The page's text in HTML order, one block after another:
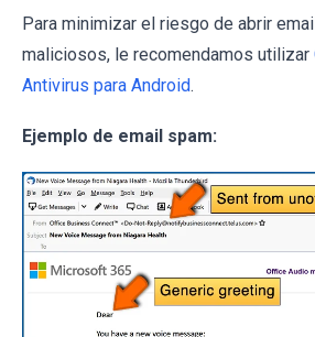
Para minimizar el riesgo de abrir
maliciosos, le recomendamos utilizar
Antivirus para Android.
Ejemplo de email spam: